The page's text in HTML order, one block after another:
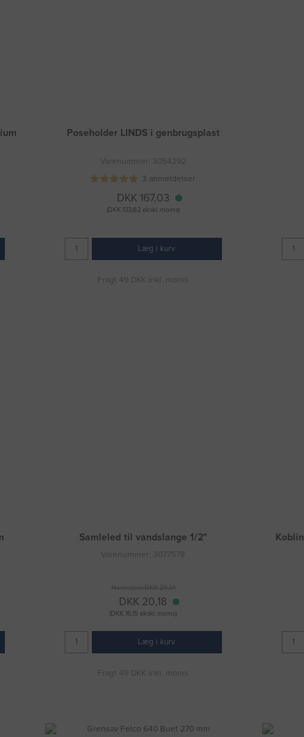
Poseholder LINDS i genbrugsplast
Varenummer: 3054292
3 anmeldelser
DKK 167,03
(DKK 133,62 ekskl. moms)
Læg i kurv
Fragt 49 DKK inkl. moms
Samleled til vandslange 1/2"
Varenummer: 3077578
Normalpris DKK 26,91
DKK 20,18
(DKK 16,15 ekskl. moms)
Læg i kurv
Fragt 49 DKK inkl. moms